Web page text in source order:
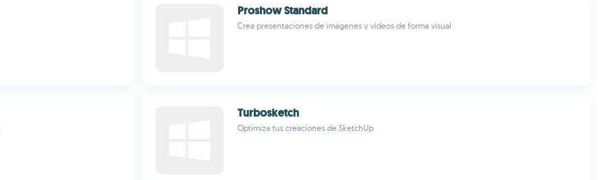
Proshow Standard
Crea presentaciones de imágenes y vídeos de forma visual
Turbosketch
Optimiza tus creaciones de SketchUp